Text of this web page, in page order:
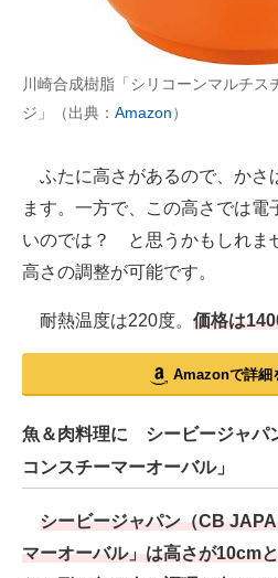
川崎合成樹脂「シリコーンマルチス
ジ」（出典： Amazon）
ふたに高さがあるので、かさ
ます。一方で、この高さでは電
いのでは？ と思うかもしれま
高さの調整が可能です。
耐熱温度は220度。 価格は
Amazonで詳細
魚＆肉料理に シービージャパ
コンスチーマーオーバル」
シービージャパン（CB
マーオーバル」は高さが10cm